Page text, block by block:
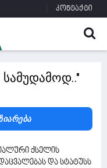
კონტაქტი
ქსელის
და სტატუსს